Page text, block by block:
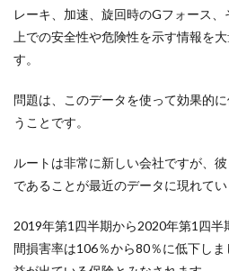
レーキ、加速、旋回時のGフォース
上での安全性や危険性を示す情報を
す。
問題は、このデータを使って効果的
うことです。
ルートは非常に新しい会社ですが、
であることが最近のデータに現れてい
2019年第1四半期から2020年第1四半
間損害率は106％から80％に低下し